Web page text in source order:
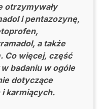
otrzymywały
i pentazozynę,
a także
Co więcej, część
badaniu w ogóle
dotyczące
karmiących.